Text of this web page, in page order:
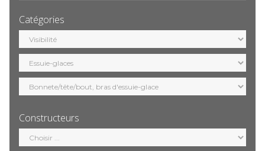
Catégories
Sélection
catégorie
Constructeurs
Sélection
constructeur